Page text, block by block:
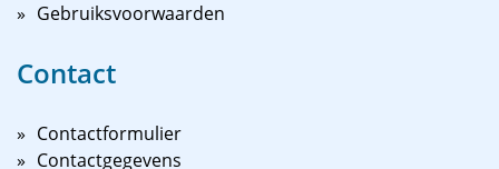
Gebruiksvoorwaarden
Contact
Contactformulier
Contactgegevens